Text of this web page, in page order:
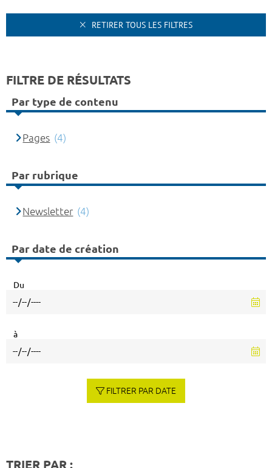
RETIRER TOUS LES FILTRES
FILTRE DE RÉSULTATS
Par type de contenu
Pages (4)
Par rubrique
Newsletter (4)
Par date de création
Du
à
FILTRER PAR DATE
TRIER PAR :